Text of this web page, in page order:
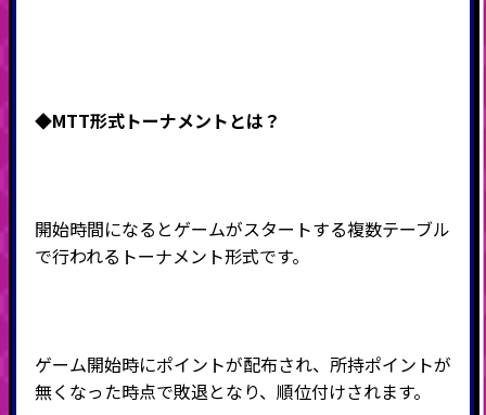
◆MTT形式トーナメントとは？
開始時間になるとゲームがスタートする複数テーブル
で行われるトーナメント形式です。
ゲーム開始時にポイントが配布され、所持ポイントが
無くなった時点で敗退となり、順位付けされます。